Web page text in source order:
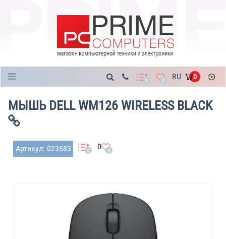
0 0 RU 0
МЫШЬ DELL WM126 WIRELESS BLACK
Артикул: 023583 0 0 0